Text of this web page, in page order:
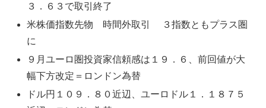
３．６３で取引終了
米株価指数先物 時間外取引 ３指数ともプラス圏
に
９月ユーロ圏投資家信頼感は１９．６、前回値が大
幅下方改定＝ロンドン為替
ドル円１０９．８０近辺、ユーロドル１．１８７５